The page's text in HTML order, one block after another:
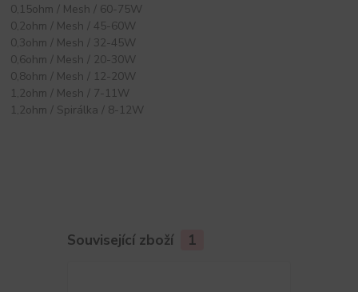
0,15ohm / Mesh / 60-75W
0,2ohm / Mesh / 45-60W
0,3ohm / Mesh / 32-45W
0,6ohm / Mesh / 20-30W
0,8ohm / Mesh / 12-20W
1,2ohm / Mesh / 7-11W
1,2ohm / Spirálka / 8-12W
Související zboží 1